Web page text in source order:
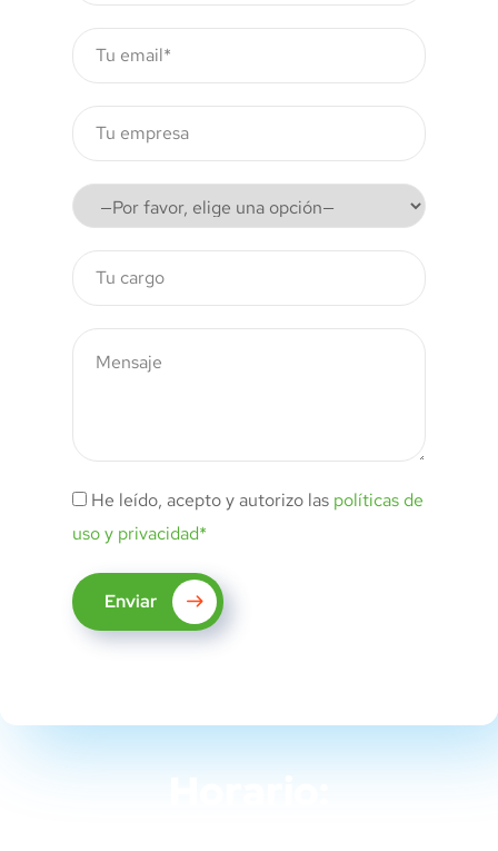
He leído, acepto y autorizo las políticas de
uso y privacidad*
Enviar